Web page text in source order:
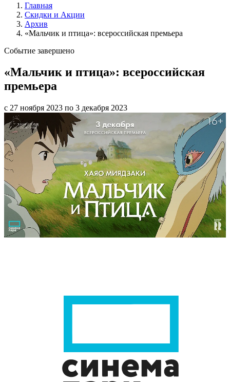
Главная
Скидки и Акции
Архив
«Мальчик и птица»: всероссийская премьера
Событие завершено
«Мальчик и птица»: всероссийская
премьера
с 27 ноября 2023 по 3 декабря 2023